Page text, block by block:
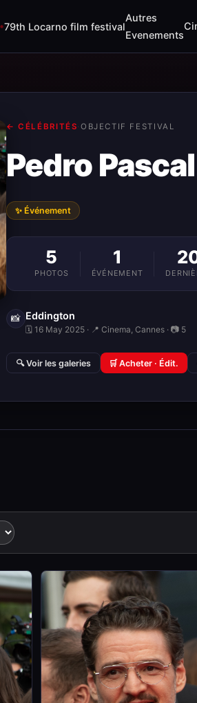
79th Locarno film festival
Autres
Evenements
← CÉLÉBRITÉS· OBJECTIF FESTIVAL
Pedro Pascal
✨ Événement
5
PHOTOS
1
ÉVÉNEMENT
📸 Eddington
🗓 16 May 2025 · 📍 Cinema, Cannes · 📷 5
🔍 Voir les galeries 🛒 Acheter · Édit.